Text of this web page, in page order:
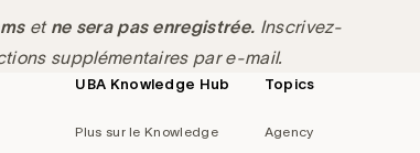
et ne sera pas enregistrée. Inscrivez-
supplémentaires par e-mail.
UBA Knowledge Hub
Plus sur le Knowledge
Topics
Agency